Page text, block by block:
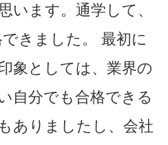
います。通学して、
きました。 最初に
象としては、業界の
自分でも合格できる
ありましたし、会社